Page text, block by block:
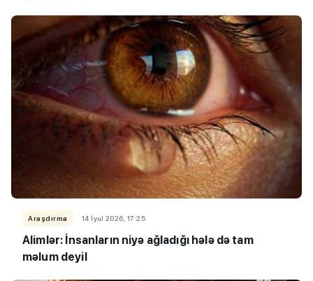
Araşdırma 14 İyul 2026, 17:25
Alimlər: İnsanların niyə ağladığı hələ də tam
məlum deyil